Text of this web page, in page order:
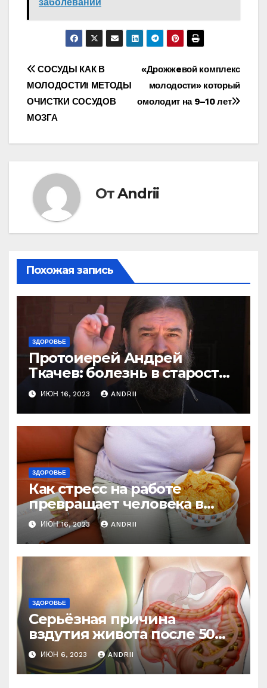
Навигация
по
записям
«Дрожжeвой комплекс
молодости» который
омолодит на 9–10 лет
СОСУДЫ КАК В
МОЛОДОСТИ! МЕТОДЫ
ОЧИСТКИ СОСУДОВ
МОЗГА
ОтAndrii
Похожая запись
ЗДОРОВЬЕ
Протоиерей Андрей
Ткачев: болезнь в старости
— это расплата за грехи?
Вот те раз!
ИЮН 16, 2023 ANDRII
ЗДОРОВЬЕ
Как стресс на работе
превращает человека в
колобка! Так вот в чем дело!
ИЮН 16, 2023 ANDRII
ЗДОРОВЬЕ
Серьёзная причина
вздутия живота после 50
лет. Многие обращают на
это внимание, когда
становится поздно!
ИЮН 6, 2023 ANDRII